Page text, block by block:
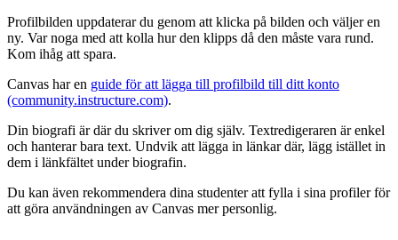
Profilbilden uppdaterar du genom att klicka på bilden och väljer en
ny. Var noga med att kolla hur den klipps då den måste vara rund.
Kom ihåg att spara.
Canvas har en guide för att lägga till profilbild till ditt konto
(community.instructure.com).
Din biografi är där du skriver om dig själv. Textredigeraren är enkel
och hanterar bara text. Undvik att lägga in länkar där, lägg istället in
dem i länkfältet under biografin.
Du kan även rekommendera dina studenter att fylla i sina profiler för
att göra användningen av Canvas mer personlig.